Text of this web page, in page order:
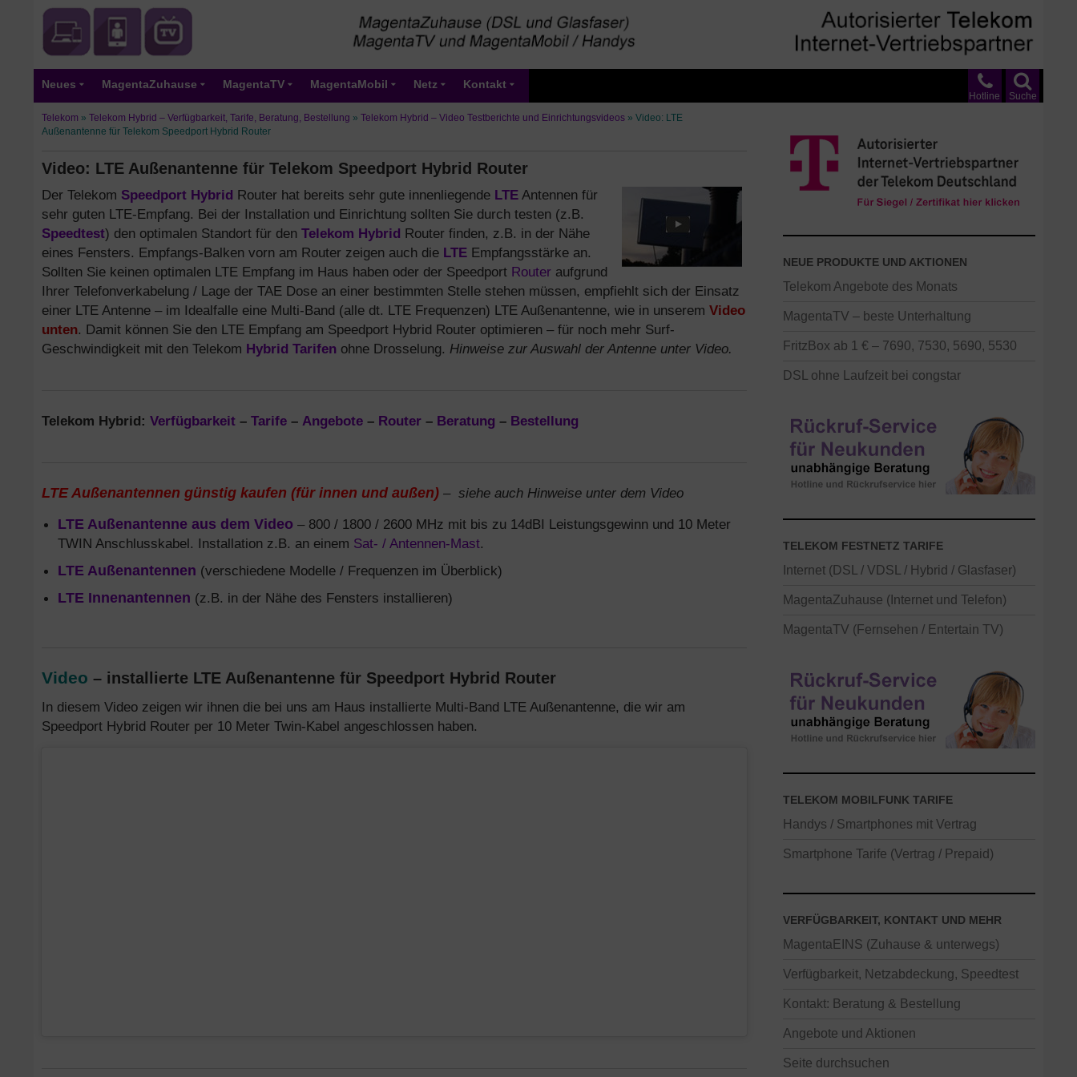
Suche
Hotline
Neues MagentaZuhause MagentaTV MagentaMobil Netz Kontakt
Telekom » Telekom Hybrid – Verfügbarkeit, Tarife, Beratung, Bestellung » Telekom Hybrid – Video Testberichte und Einrichtungsvideos » Video: LTE
Außenantenne für Telekom Speedport Hybrid Router
Video: LTE Außenantenne für Telekom Speedport Hybrid Router
Der Telekom Speedport Hybrid Router hat bereits sehr gute innenliegende LTE Antennen für
sehr guten LTE-Empfang. Bei der Installation und Einrichtung sollten Sie durch testen (z.B.
Speedtest) den optimalen Standort für den Telekom Hybrid Router finden, z.B. in der Nähe
eines Fensters. Empfangs-Balken vorn am Router zeigen auch die LTE Empfangsstärke an.
Sollten Sie keinen optimalen LTE Empfang im Haus haben oder der Speedport Router aufgrund
Ihrer Telefonverkabelung / Lage der TAE Dose an einer bestimmten Stelle stehen müssen, empfiehlt sich der Einsatz
einer LTE Antenne – im Idealfalle eine Multi-Band (alle dt. LTE Frequenzen) LTE Außenantenne, wie in unserem Video
unten. Damit können Sie den LTE Empfang am Speedport Hybrid Router optimieren – für noch mehr Surf-
Geschwindigkeit mit den Telekom Hybrid Tarifen ohne Drosselung. Hinweise zur Auswahl der Antenne unter Video.
Telekom Hybrid: Verfügbarkeit – Tarife – Angebote – Router – Beratung – Bestellung
LTE Außenantennen günstig kaufen (für innen und außen) – siehe auch Hinweise unter dem Video
LTE Außenantenne aus dem Video – 800 / 1800 / 2600 MHz mit bis zu 14dBI Leistungsgewinn und 10 Meter
TWIN Anschlusskabel. Installation z.B. an einem Sat- / Antennen-Mast.
LTE Außenantennen (verschiedene Modelle / Frequenzen im Überblick)
LTE Innenantennen (z.B. in der Nähe des Fensters installieren)
Video – installierte LTE Außenantenne für Speedport Hybrid Router
In diesem Video zeigen wir ihnen die bei uns am Haus installierte Multi-Band LTE Außenantenne, die wir am
Speedport Hybrid Router per 10 Meter Twin-Kabel angeschlossen haben.
NEUE PRODUKTE UND AKTIONEN
Telekom Angebote des Monats
MagentaTV – beste Unterhaltung
FritzBox ab 1 € – 7690, 7530, 5690, 5530
DSL ohne Laufzeit bei congstar
TELEKOM FESTNETZ TARIFE
Internet (DSL / VDSL / Hybrid / Glasfaser)
MagentaZuhause (Internet und Telefon)
MagentaTV (Fernsehen / Entertain TV)
TELEKOM MOBILFUNK TARIFE
Handys / Smartphones mit Vertrag
Smartphone Tarife (Vertrag / Prepaid)
VERFÜGBARKEIT, KONTAKT UND MEHR
MagentaEINS (Zuhause & unterwegs)
Verfügbarkeit, Netzabdeckung, Speedtest
Kontakt: Beratung & Bestellung
Angebote und Aktionen
Seite durchsuchen